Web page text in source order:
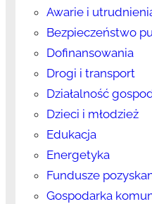
Awarie i
Bezpieczeństwo
Dofinansowania
Drogi i transport
Działalność
Dzieci i młodzież
Edukacja
Energetyka
Fundusze
Gospodarka